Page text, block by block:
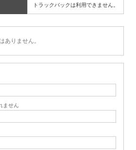
トラックバックは利用できません。
ありません。
ません